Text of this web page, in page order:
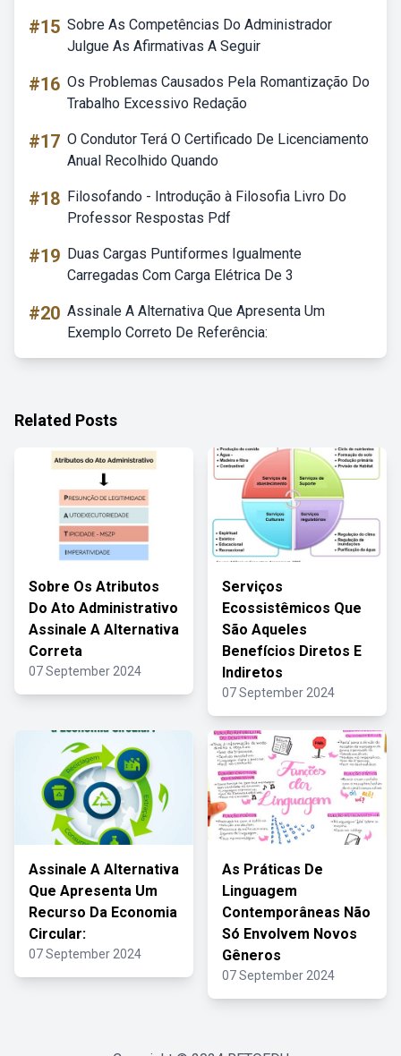
#15 Sobre As Competências Do Administrador
Julgue As Afirmativas A Seguir
#16 Os Problemas Causados Pela Romantização Do
Trabalho Excessivo Redação
#17 O Condutor Terá O Certificado De Licenciamento
Anual Recolhido Quando
#18 Filosofando - Introdução à Filosofia Livro Do
Professor Respostas Pdf
#19 Duas Cargas Puntiformes Igualmente
Carregadas Com Carga Elétrica De 3
#20 Assinale A Alternativa Que Apresenta Um
Exemplo Correto De Referência:
Related Posts
Sobre Os Atributos
Do Ato Administrativo
Assinale A Alternativa
Correta
07 September 2024
Serviços
Ecossistêmicos Que
São Aqueles
Benefícios Diretos E
Indiretos
07 September 2024
Assinale A Alternativa
Que Apresenta Um
Recurso Da Economia
Circular:
07 September 2024
As Práticas De
Linguagem
Contemporâneas Não
Só Envolvem Novos
Gêneros
07 September 2024